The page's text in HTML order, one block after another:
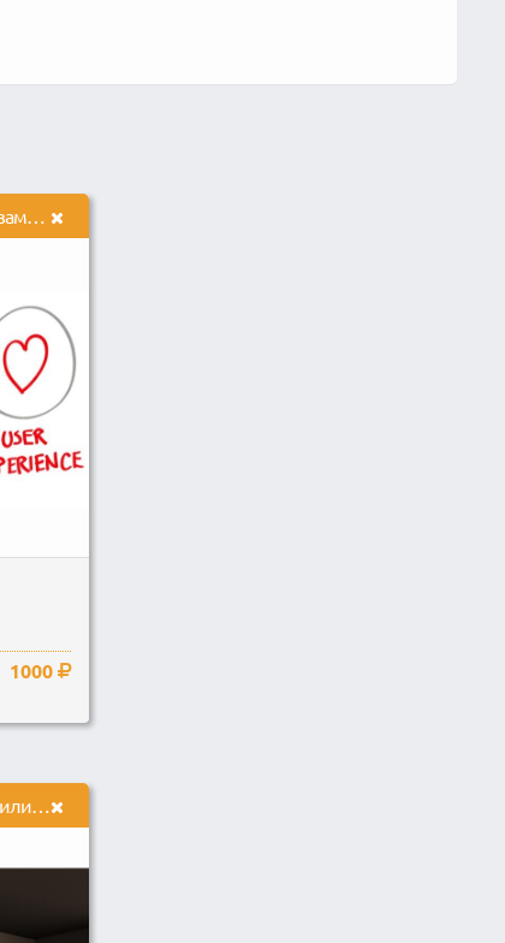
Аудит юзабилити сайта глазами крупной рекламной сети
1000
Создам 3d модель мебели или другого объекта